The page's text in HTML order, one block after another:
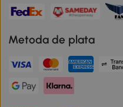
Metoda de plata